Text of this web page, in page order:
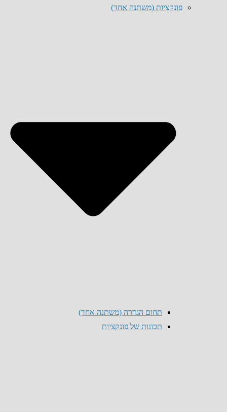
פונקציות (משתנה אחד)
תחום הגדרה (משתנה אחד)
תכונות של פונקציות